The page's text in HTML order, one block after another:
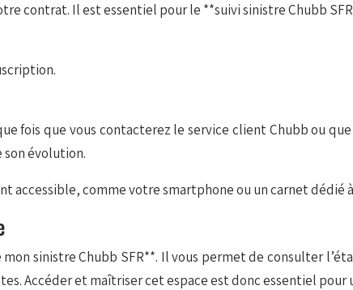
contrat. Il est essentiel pour le **suivi sinistre Chubb
fois que vous contacterez le service client Chubb ou
son évolution.
comme votre smartphone ou un carnet dédié à
sinistre Chubb SFR**. Il vous permet de consulter
Accéder et maîtriser cet espace est donc essentiel pour